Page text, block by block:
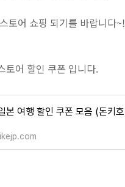
토어 쇼핑 되기를 바랍니다~!
토어 할인 쿠폰 입니다.
likejp.com